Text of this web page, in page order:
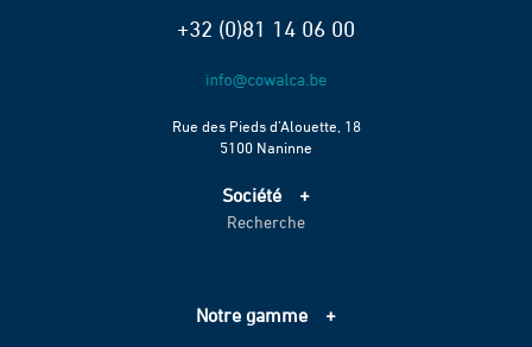
+32 (0)81 14 06 00
Rue des Pieds d’Alouette, 18
5100 Naninne
Société
Accueil
Échelle de performance CO2
Recherche
Notre gamme